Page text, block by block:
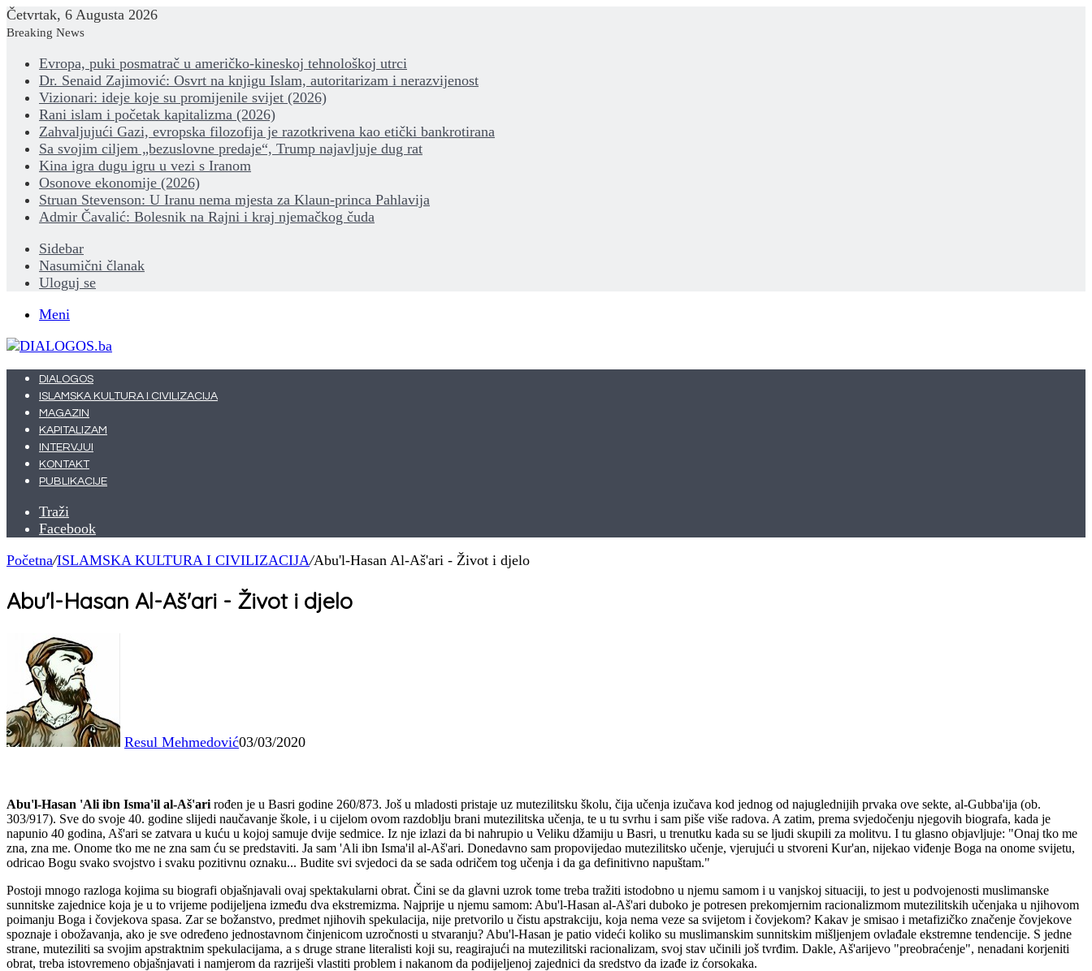
Četvrtak, 6 Augusta 2026
Breaking News
Evropa, puki posmatrač u američko-kineskoj tehnološkoj utrci
Dr. Senaid Zajimović: Osvrt na knjigu Islam, autoritarizam i nerazvijenost
Vizionari: ideje koje su promijenile svijet (2026)
Rani islam i početak kapitalizma (2026)
Zahvaljujući Gazi, evropska filozofija je razotkrivena kao etički bankrotirana
Sa svojim ciljem „bezuslovne predaje“, Trump najavljuje dug rat
Kina igra dugu igru u vezi s Iranom
Osonove ekonomije (2026)
Struan Stevenson: U Iranu nema mjesta za Klaun-princa Pahlavija
Admir Čavalić: Bolesnik na Rajni i kraj njemačkog čuda
Sidebar
Nasumični članak
Uloguj se
Meni
DIALOGOS
ISLAMSKA KULTURA I CIVILIZACIJA
MAGAZIN
KAPITALIZAM
INTERVJUI
KONTAKT
PUBLIKACIJE
Traži
Facebook
Početna/ISLAMSKA KULTURA I CIVILIZACIJA/Abu'l-Hasan Al-Aš'ari - Život i djelo
Abu'l-Hasan Al-Aš'ari - Život i djelo
Resul Mehmedović03/03/2020
Abu'l-Hasan 'Ali ibn Isma'il al-Aš'ari rođen je u Basri godine 260/873. Još u mladosti pristaje uz mutezilitsku školu, čija učenja izučava kod jednog od najuglednijih prvaka ove sekte, al-Gubba'ija (ob.
303/917). Sve do svoje 40. godine slijedi naučavanje škole, i u cijelom ovom razdoblju brani mutezilitska učenja, te u tu svrhu i sam piše više radova. A zatim, prema svjedočenju njegovih biografa, kada je
napunio 40 godina, Aš'ari se zatvara u kuću u kojoj samuje dvije sedmice. Iz nje izlazi da bi nahrupio u Veliku džamiju u Basri, u trenutku kada su se ljudi skupili za molitvu. I tu glasno objavljuje: "Onaj tko me
zna, zna me. Onome tko me ne zna sam ću se predstaviti. Ja sam 'Ali ibn Isma'il al-Aš'ari. Donedavno sam propovijedao mutezilitsko učenje, vjerujući u stvoreni Kur'an, nijekao viđenje Boga na onome svijetu,
odricao Bogu svako svojstvo i svaku pozitivnu oznaku... Budite svi svjedoci da se sada odričem tog učenja i da ga definitivno napuštam."
Postoji mnogo razloga kojima su biografi objašnjavali ovaj spektakularni obrat. Čini se da glavni uzrok tome treba tražiti istodobno u njemu samom i u vanjskoj situaciji, to jest u podvojenosti muslimanske
sunnitske zajednice koja je u to vrijeme podijeljena između dva ekstremizma. Najprije u njemu samom: Abu'l-Hasan al-Aš'ari duboko je potresen prekomjernim racionalizmom mutezilitskih učenjaka u njihovom
poimanju Boga i čovjekova spasa. Zar se božanstvo, predmet njihovih spekulacija, nije pretvorilo u čistu apstrakciju, koja nema veze sa svijetom i čovjekom? Kakav je smisao i metafizičko značenje čovjekove
spoznaje i obožavanja, ako je sve određeno jednostavnom činjenicom uzročnosti u stvaranju? Abu'l-Hasan je patio videći koliko su muslimanskim sunnitskim mišljenjem ovlađale ekstremne tendencije. S jedne
strane, muteziliti sa svojim apstraktnim spekulacijama, a s druge strane literalisti koji su, reagirajući na mutezilitski racionalizam, svoj stav učinili još tvrđim. Dakle, Aš'arijevo "preobraćenje", nenadani korjeniti
obrat, treba istovremeno objašnjavati i namjerom da razriješi vlastiti problem i nakanom da podijeljenoj zajednici da sredstvo da izađe iz ćorsokaka.